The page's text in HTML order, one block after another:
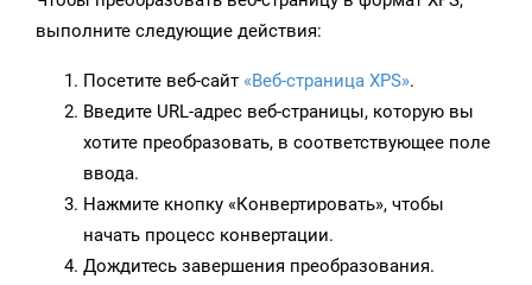
выполните следующие действия:
Посетите веб-сайт «Веб-страница XPS».
Введите URL-адрес веб-страницы, которую вы
хотите преобразовать, в соответствующее поле
ввода.
Нажмите кнопку «Конвертировать», чтобы
начать процесс конвертации.
Дождитесь завершения преобразования.